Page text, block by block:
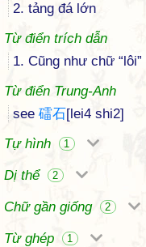
2. tảng đá lớn
Từ điển trích dẫn
1. Cũng như chữ “lôi”
Từ điển Trung-Anh
see 礌石[lei4 shi2]
Tự hình
1
Dị thể 2
Chữ gần giống 2
Từ ghép 1